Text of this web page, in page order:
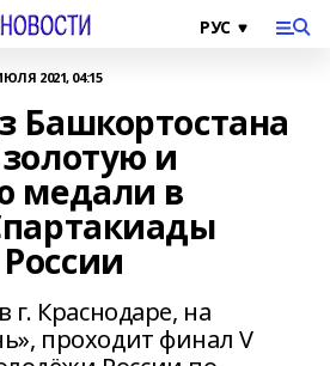
2021, 04:15
Башкортостана
и
медали в
г. Краснодаре, на
проходит финал V